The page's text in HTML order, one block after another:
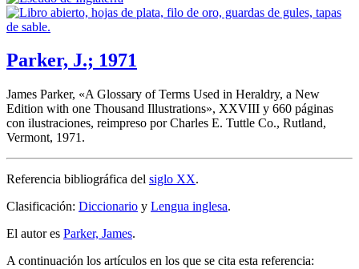
Parker, J.; 1971
James Parker, «A Glossary of Terms Used in Heraldry, a New
Edition with one Thousand Illustrations», XXVIII y 660 páginas
con ilustraciones, reimpreso por Charles E. Tuttle Co., Rutland,
Vermont, 1971.
Referencia bibliográfica del siglo XX.
Clasificación: Diccionario y Lengua inglesa.
El autor es Parker, James.
A continuación los artículos en los que se cita esta referencia: